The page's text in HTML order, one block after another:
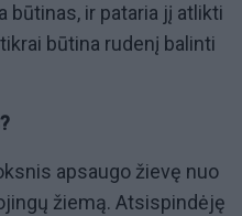
būtinas, ir pataria jį atlikti
būtina rudenį balinti
apsaugo žievę nuo
žiemą. Atsispindėję